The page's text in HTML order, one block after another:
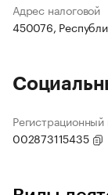
Адрес налоговой
450076,
002873115435